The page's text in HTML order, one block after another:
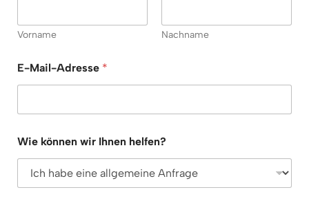
Vorname Nachname
E-Mail-Adresse *
Wie können wir Ihnen helfen?